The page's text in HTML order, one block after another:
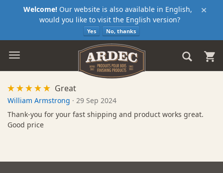
×
Welcome! Our website is also available in English,
would you like to visit the English version?
Yes No, thanks
Great
William Armstrong · 29 Sep 2024
Thank-you for your fast shipping and product works great.
Good price